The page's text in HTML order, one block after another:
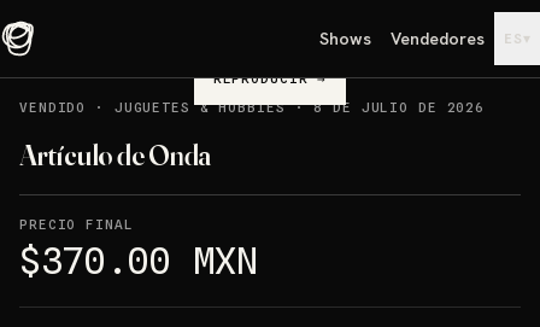
Shows Vendedores ES ▾
REPRODUCIR→
VENDIDO
· JUGUETES & HOBBIES·8 DE JULIO DE 2026
Artículo de Onda
PRECIO FINAL
$370.00 MXN